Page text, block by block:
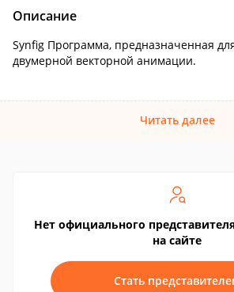
Описание
Synfig Программа, предназначенная
двумерной векторной анимации.
Читать далее
Нет официального
на сайте
Стать